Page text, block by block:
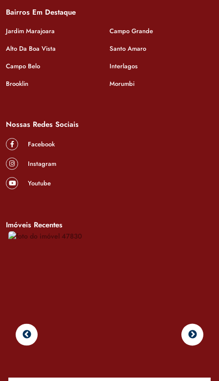
Bairros Em Destaque
Jardim Marajoara
Campo Grande
Alto Da Boa Vista
Santo Amaro
Campo Belo
Interlagos
Brooklin
Morumbi
Nossas Redes Sociais
Facebook
Instagram
Youtube
Imóveis Recentes